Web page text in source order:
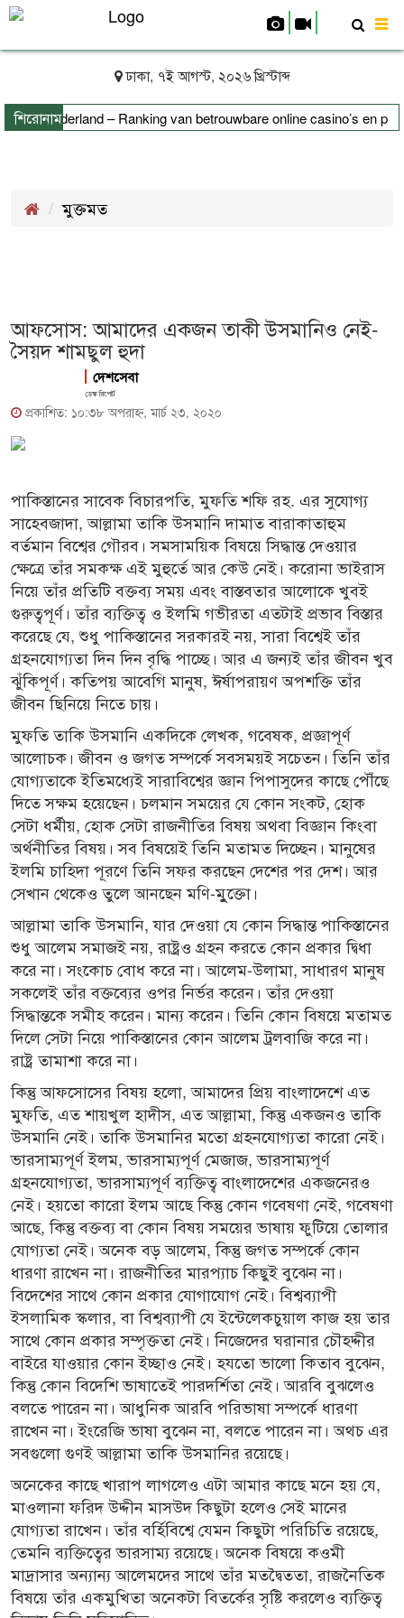
ঢাকা, ৭ই আগস্ট, ২০২৬ খ্রিস্টাব্দ
শিরোনাম
Nederland – Ranking van betrouwbare online casino’s en
মুক্তমত
আফসোস: আমাদের একজন তাকী উসমানিও নেই-
সৈয়দ শামছুল হুদা
দেশসেবা
ডেস্ক রিপোর্ট
প্রকাশিত: ১০:৩৮ অপরাহ্ণ, মার্চ ২৩, ২০২০
পাকিস্তানের সাবেক বিচারপতি, মুফতি শফি রহ. এর সুযোগ্য
সাহেবজাদা, আল্লামা তাকি উসমানি দামাত বারাকাতাহুম
বর্তমান বিশ্বের গৌরব। সমসাময়িক বিষয়ে সিদ্ধান্ত দেওয়ার
ক্ষেত্রে তাঁর সমকক্ষ এই মুহুর্তে আর কেউ নেই। করোনা ভাইরাস
নিয়ে তাঁর প্রতিটি বক্তব্য সময় এবং বাস্তবতার আলোকে খুবই
গুরুত্বপূর্ণ। তাঁর ব্যক্তিত্ব ও ইলমি গভীরতা এতটাই প্রভাব বিস্তার
করেছে যে, শুধু পাকিস্তানের সরকারই নয়, সারা বিশ্বেই তাঁর
গ্রহনযোগ্যতা দিন দিন বৃদ্ধি পাচ্ছে। আর এ জন্যই তাঁর জীবন খুব
ঝুঁকিপূর্ণ। কতিপয় আবেগি মানুষ, ঈর্ষাপরায়ণ অপশক্তি তাঁর
জীবন ছিনিয়ে নিতে চায়।
মুফতি তাকি উসমানি একদিকে লেখক, গবেষক, প্রজ্ঞাপূর্ণ
আলোচক। জীবন ও জগত সম্পর্কে সবসময়ই সচেতন। তিনি তাঁর
যোগ্যতাকে ইতিমধ্যেই সারাবিশ্বের জ্ঞান পিপাসুদের কাছে পৌঁছে
দিতে সক্ষম হয়েছেন। চলমান সময়ের যে কোন সংকট, হোক
সেটা ধর্মীয়, হোক সেটা রাজনীতির বিষয় অথবা বিজ্ঞান কিংবা
অর্থনীতির বিষয়। সব বিষয়েই তিনি মতামত দিচ্ছেন। মানুষের
ইলমি চাহিদা পূরণে তিনি সফর করছেন দেশের পর দেশ। আর
সেখান থেকেও তুলে আনছেন মণি-মুুক্তো।
আল্লামা তাকি উসমানি, যার দেওয়া যে কোন সিদ্ধান্ত পাকিস্তানের
শুধু আলেম সমাজই নয়, রাষ্ট্রও গ্রহন করতে কোন প্রকার দ্বিধা
করে না। সংকোচ বোধ করে না। আলেম-উলামা, সাধারণ মানুষ
সকলেই তাঁর বক্তব্যের ওপর নির্ভর করেন। তাঁর দেওয়া
সিদ্ধান্তকে সমীহ করেন। মান্য করেন। তিনি কোন বিষয়ে মতামত
দিলে সেটা নিয়ে পাকিস্তানের কোন আলেম ট্রলবাজি করে না।
রাষ্ট্র তামাশা করে না।
কিন্তু আফসোসের বিষয় হলো, আমাদের প্রিয় বাংলাদেশে এত
মুফতি, এত শায়খুল হাদীস, এত আল্লামা, কিন্তু একজনও তাকি
উসমানি নেই। তাকি উসমানির মতো গ্রহনযোগ্যতা কারো নেই।
ভারসাম্যপূর্ণ ইলম, ভারসাম্যপূর্ণ মেজাজ, ভারসাম্যপূর্ণ
গ্রহনযোগ্যতা, ভারসাম্যপূর্ণ ব্যক্তিত্ব বাংলাদেশের একজনেরও
নেই। হয়তো কারো ইলম আছে কিন্তু কোন গবেষণা নেই, গবেষণা
আছে, কিন্তু বক্তব্য বা কোন বিষয় সময়ের ভাষায় ফুটিয়ে তোলার
যোগ্যতা নেই। অনেক বড় আলেম, কিন্তু জগত সম্পর্কে কোন
ধারণা রাখেন না। রাজনীতির মারপ্যাচ কিছুই বুঝেন না।
বিদেশের সাথে কোন প্রকার যোগাযোগ নেই। বিশ্বব্যাপী
ইসলামিক স্কলার, বা বিশ্বব্যাপী যে ইন্টেলেকচুয়াল কাজ হয় তার
সাথে কোন প্রকার সম্পৃক্ততা নেই। নিজেদের ঘরানার চৌহদ্দীর
বাইরে যাওয়ার কোন ইচ্ছাও নেই। হযতো ভালো কিতাব বুঝেন,
কিন্তু কোন বিদেশি ভাষাতেই পারদর্শিতা নেই। আরবি বুঝলেও
বলতে পারেন না। আধুনিক আরবি পরিভাষা সম্পর্কে ধারণা
রাখেন না। ইংরেজি ভাষা বুঝেন না, বলতে পারেন না। অথচ এর
সবগুলো গুণই আল্লামা তাকি উসমানির রয়েছে।
অনেকের কাছে খারাপ লাগলেও এটা আমার কাছে মনে হয় যে,
মাওলানা ফরিদ উদ্দীন মাসউদ কিছুটা হলেও সেই মানের
যোগ্যতা রাখেন। তাঁর বর্হিবিশ্বে যেমন কিছুটা পরিচিতি রয়েছে,
তেমনি ব্যক্তিত্বের ভারসাম্য রয়েছে। অনেক বিষয়ে কওমী
মাদ্রাসার অন্যান্য আলেমদের সাথে তাঁর মতদ্বৈততা, রাজনৈতিক
বিষয়ে তাঁর একমুখিতা অনেকটা বিতর্কের সৃষ্টি করলেও ব্যক্তিত্ব